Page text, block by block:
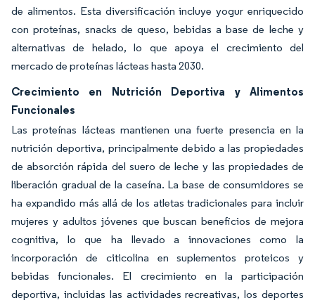
de alimentos. Esta diversificación incluye yogur enriquecido
con proteínas, snacks de queso, bebidas a base de leche y
alternativas de helado, lo que apoya el crecimiento del
mercado de proteínas lácteas hasta 2030.
Crecimiento en Nutrición Deportiva y Alimentos
Funcionales
Las proteínas lácteas mantienen una fuerte presencia en la
nutrición deportiva, principalmente debido a las propiedades
de absorción rápida del suero de leche y las propiedades de
liberación gradual de la caseína. La base de consumidores se
ha expandido más allá de los atletas tradicionales para incluir
mujeres y adultos jóvenes que buscan beneficios de mejora
cognitiva, lo que ha llevado a innovaciones como la
incorporación de citicolina en suplementos proteicos y
bebidas funcionales. El crecimiento en la participación
deportiva, incluidas las actividades recreativas, los deportes